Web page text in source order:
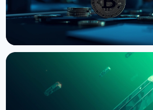
Bernstein предупреждает об
крипторынка из-за провала